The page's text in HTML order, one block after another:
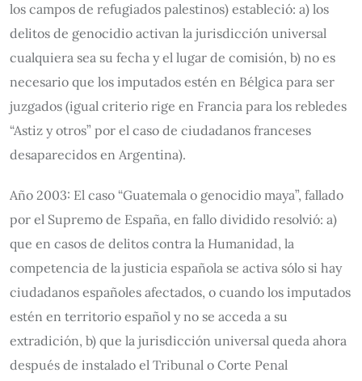
los campos de refugiados palestinos) estableció: a) los
delitos de genocidio activan la jurisdicción universal
cualquiera sea su fecha y el lugar de comisión, b) no es
necesario que los imputados estén en Bélgica para ser
juzgados (igual criterio rige en Francia para los rebledes
“Astiz y otros” por el caso de ciudadanos franceses
desaparecidos en Argentina).
Año 2003: El caso “Guatemala o genocidio maya”, fallado
por el Supremo de España, en fallo dividido resolvió: a)
que en casos de delitos contra la Humanidad, la
competencia de la justicia española se activa sólo si hay
ciudadanos españoles afectados, o cuando los imputados
estén en territorio español y no se acceda a su
extradición, b) que la jurisdicción universal queda ahora
después de instalado el Tribunal o Corte Penal